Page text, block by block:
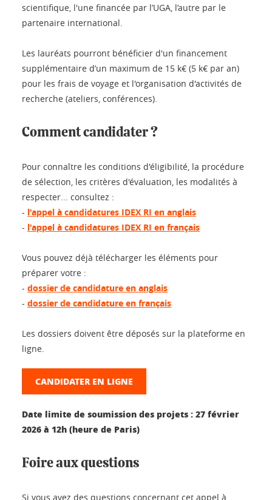
scientifique, l'une financée par l’UGA, l’autre par le
partenaire international.
Les lauréats pourront bénéficier d'un financement
supplémentaire d’un maximum de 15 k€ (5 k€ par an)
pour les frais de voyage et l'organisation d'activités de
recherche (ateliers, conférences).
Comment candidater ?
Pour connaître les conditions d'éligibilité, la procédure
de sélection, les critères d'évaluation, les modalités à
respecter... consultez :
- l'appel à candidatures IDEX RI en anglais
- l'appel à candidatures IDEX RI en français
Vous pouvez déjà télécharger les éléments pour
préparer votre :
- dossier de candidature en anglais
- dossier de candidature en français
Les dossiers doivent être déposés sur la plateforme en
ligne.
CANDIDATER EN LIGNE
Date limite de soumission des projets : 27 février
2026 à 12h (heure de Paris)
Foire aux questions
Si vous avez des questions concernant cet appel à